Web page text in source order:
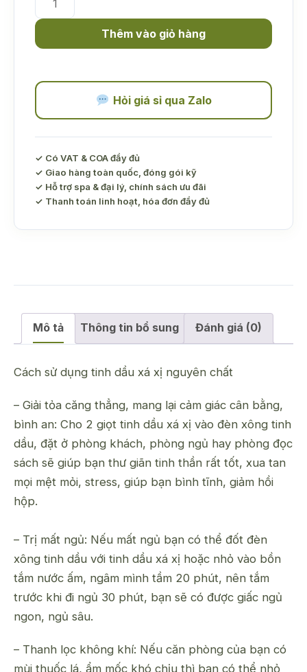
dầu
xị
thơm
số
lượng
Thêm vào giỏ hàng
Hỏi giá sỉ qua Zalo
✓ Có VAT & COA đầy đủ
✓ Giao hàng toàn quốc, đóng gói kỹ
✓ Hỗ trợ spa & đại lý, chính sách ưu đãi
✓ Thanh toán linh hoạt, hóa đơn đầy đủ
Mô tả Thông tin bổ sung Đánh giá (0)
Cách sử dụng tinh dầu xá xị nguyên chất
– Giải tỏa căng thẳng, mang lại cảm giác cân bằng,
bình an: Cho 2 giọt tinh dầu xá xị vào đèn xông tinh
dầu, đặt ở phòng khách, phòng ngủ hay phòng đọc
sách sẽ giúp bạn thư giãn tinh thần rất tốt, xua tan
mọi mệt mỏi, stress, giúp bạn bình tĩnh, giảm hồi
hộp.
– Trị mất ngủ: Nếu mất ngủ bạn có thể đốt đèn
xông tinh dầu với tinh dầu xá xị hoặc nhỏ vào bồn
tắm nước ấm, ngâm mình tầm 20 phút, nên tắm
trước khi đi ngủ 30 phút, bạn sẽ có được giấc ngủ
ngon, ngủ sâu.
– Thanh lọc không khí: Nếu căn phòng của bạn có
mùi thuốc lá, ẩm mốc khó chịu thì bạn có thể nhỏ